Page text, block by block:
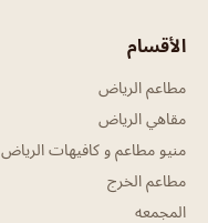
الأقسام
مطاعم الرياض
مقاهي الرياض
منيو مطاعم و كافيهات الرياض
مطاعم الخرج
المجمعه